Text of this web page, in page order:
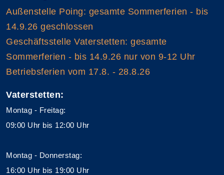
Außenstelle Poing: gesamte Sommerferien - bis
14.9.26 geschlossen
Geschäftsstelle Vaterstetten: gesamte
Sommerferien - bis 14.9.26 nur von 9-12 Uhr
Betriebsferien vom 17.8. - 28.8.26
Vaterstetten:
Montag - Freitag:
09:00 Uhr bis 12:00 Uhr
Montag - Donnerstag:
16:00 Uhr bis 19:00 Uhr